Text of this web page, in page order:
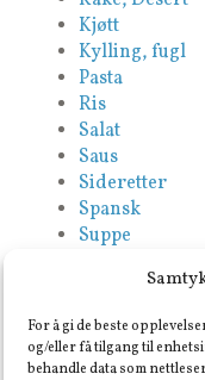
For å gi de beste
og/eller få tilgang til
behandle data som
Kjøtt
Kylling, fugl
Pasta
Ris
Salat
Saus
Sideretter
Spansk
Suppe
Vegan
Vegetar